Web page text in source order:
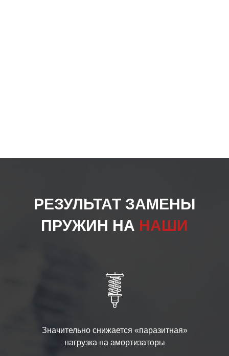
РЕЗУЛЬТАТ ЗАМЕНЫ
ПРУЖИН НА НАШИ
Значительно снижается «паразитная»
нагрузка на амортизаторы